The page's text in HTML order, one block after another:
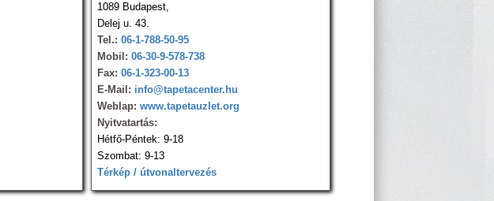
1089 Budapest,
Delej u. 43.
Tel.: 06-1-788-50-95
Mobil: 06-30-9-578-738
Fax: 06-1-323-00-13
E-Mail: info@tapetacenter.hu
Weblap: www.tapetauzlet.org
Nyitvatartás:
Hétfő-Péntek: 9-18
Szombat: 9-13
Térkép / útvonaltervezés